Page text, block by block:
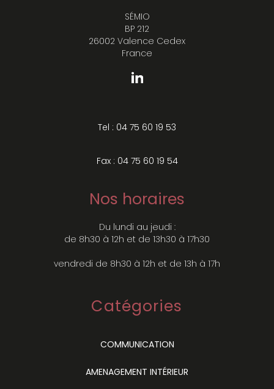
SÉMIO
BP 212
26002 Valence Cedex
France
Tel : 04 75 60 19 53
Fax : 04 75 60 19 54
Nos horaires
Du lundi au jeudi :
de 8h30 à 12h et de 13h30 à 17h30
vendredi de 8h30 à 12h et de 13h à 17h
Catégories
COMMUNICATION
AMENAGEMENT INTÉRIEUR